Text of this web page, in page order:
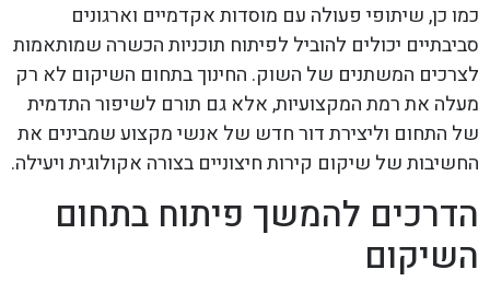
כמו כן, שיתופי פעולה עם מוסדות אקדמיים וארגונים
סביבתיים יכולים להוביל לפיתוח תוכניות הכשרה שמותאמות
לצרכים המשתנים של השוק. החינוך בתחום השיקום לא רק
מעלה את רמת המקצועיות, אלא גם תורם לשיפור התדמית
של התחום וליצירת דור חדש של אנשי מקצוע שמבינים את
החשיבות של שיקום קירות חיצוניים בצורה אקולוגית ויעילה.
הדרכים להמשך פיתוח בתחום
השיקום